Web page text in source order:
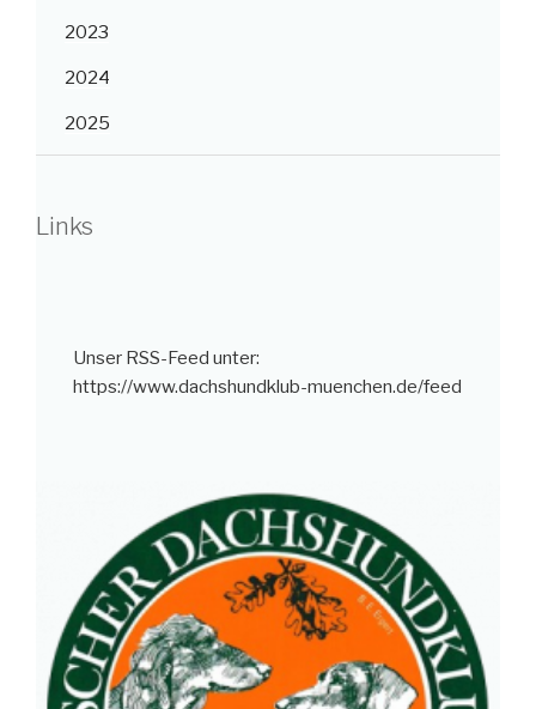
2023
2024
2025
Links
Unser RSS-Feed unter:
https://www.dachshundklub-muenchen.de/feed